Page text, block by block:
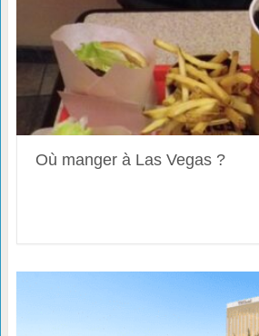
Où manger à Las Vegas ?